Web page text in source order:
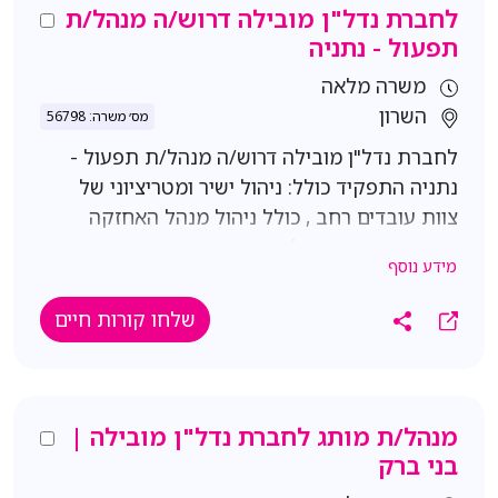
היכרות עם מערכות בתחום הבריאות- יתרון
שליטה מלאה באופיס
לחברת נדל"ן מובילה דרוש/ה מנהל/ת
תפעול - נתניה
משרה מלאה
השרון
מס׳ משרה: 56798
לחברת נדל"ן מובילה דרוש/ה מנהל/ת תפעול -
נתניה התפקיד כולל: ניהול ישיר ומטריציוני של
צוות עובדים רחב , כולל ניהול מנהל האחזקה
נוכחות וניהול עובדי ניקיון, פיקוח על קבלני חוץ
בתחומי אחזקה (שמר ומנע), גינון והדברה, ניהול
והובלת פרויקטים מורכבים: הנגשה, הרחבה
תנאים: משרה מלאה, א'-ה', 8:00-17:00 נדרשת
זמינות לתורנות שישי אחת לחודש וחצי וזמינות
להקפצות חירום בעת הצורך שכר גבוה רכב צמוד
מידע נוסף
שלחו קורות חיים
מנהל/ת מותג לחברת נדל"ן מובילה |
בני ברק